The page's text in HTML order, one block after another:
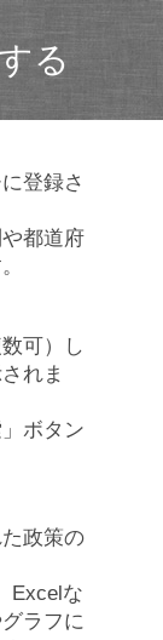
る
登録さ
都道府
可）し
れま
ボタン
政策の
Excelな
ラフに